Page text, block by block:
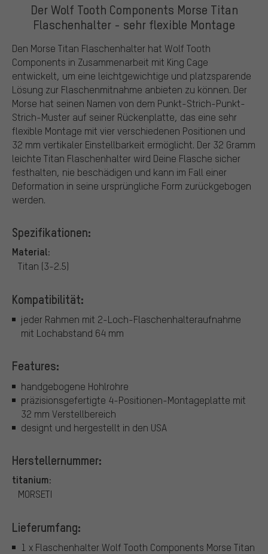
Der Wolf Tooth Components Morse Titan
Flaschenhalter - sehr flexible Montage
Den Morse Titan Flaschenhalter hat Wolf Tooth
Components in Zusammenarbeit mit King Cage
entwickelt, um eine leichtgewichtige und platzsparende
Lösung zur Flaschenmitnahme anbieten zu können. Der
Morse hat seinen Namen von dem Punkt-Strich-Punkt-
Strich-Muster auf seiner Rückenplatte, das eine sehr
flexible Montage mit vier verschiedenen Positionen und
32 mm vertikaler Einstellbarkeit ermöglicht. Der 32 Gramm
leichte Titan Flaschenhalter wird Deine Flasche sicher
festhalten, nie beschädigen und kann im Fall einer
Deformation in seine ursprüngliche Form zurückgebogen
werden.
Spezifikationen:
Material:
Titan (3-2.5)
Kompatibilität:
jeder Rahmen mit 2-Loch-Flaschenhalteraufnahme
mit Lochabstand 64 mm
Features:
handgebogene Hohlrohre
präzisionsgefertigte 4-Positionen-Montageplatte mit
32 mm Verstellbereich
designt und hergestellt in den USA
Herstellernummer:
titanium:
MORSETI
Lieferumfang:
1 x Flaschenhalter Wolf Tooth Components Morse Titan